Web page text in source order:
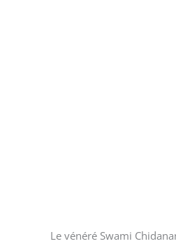
Le vénéré Swami